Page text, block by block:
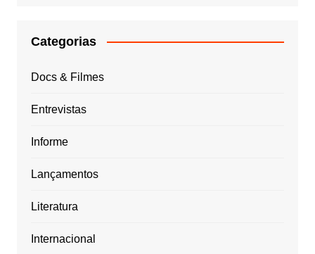
Categorias
Docs & Filmes
Entrevistas
Informe
Lançamentos
Literatura
Internacional